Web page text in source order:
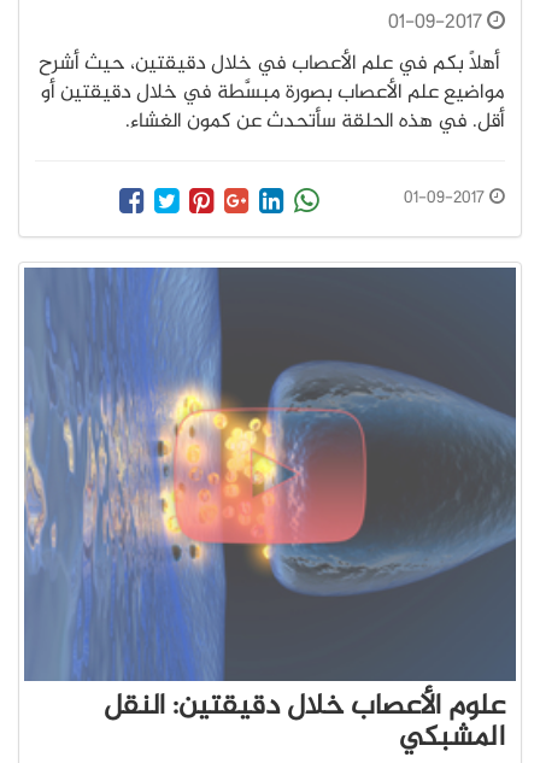
01-09-2017
أهلاً بكم في علم الأعصاب في خلال دقيقتين، حيث أشرح
مواضيع علم الأعصاب بصورة مبسَّطة في خلال دقيقتين أو
أقل. في هذه الحلقة سأتحدث عن كمون الغشاء.
01-09-2017
علوم الأعصاب خلال دقيقتين: النقل
المشبكي